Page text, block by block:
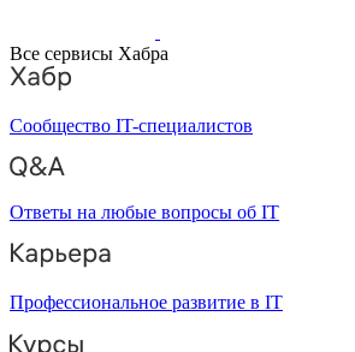
Все сервисы Хабра
Сообщество IT-специалистов
Ответы на любые вопросы об IT
Профессиональное развитие в IT